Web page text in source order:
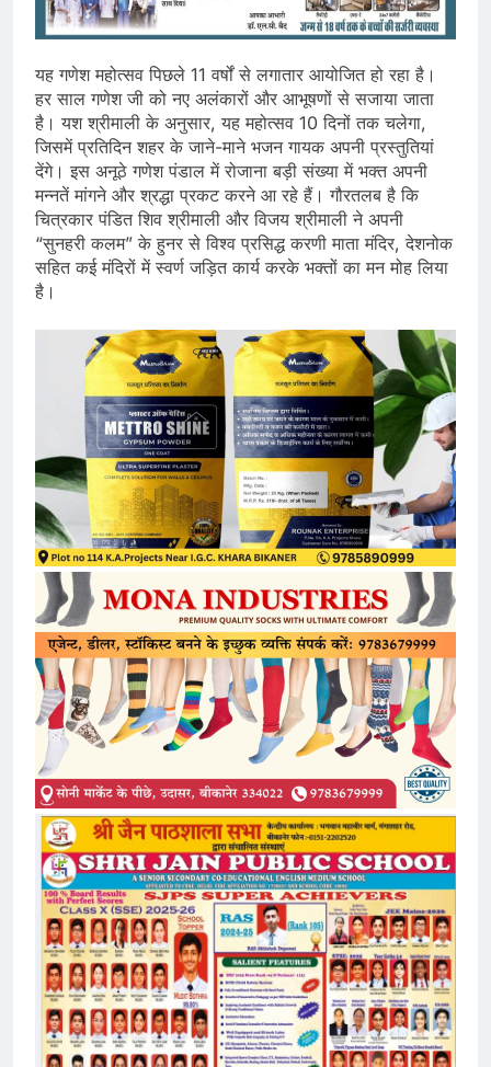
यह गणेश महोत्सव पिछले 11 वर्षों से लगातार आयोजित हो रहा है।
हर साल गणेश जी को नए अलंकारों और आभूषणों से सजाया जाता
है। यश श्रीमाली के अनुसार, यह महोत्सव 10 दिनों तक चलेगा,
जिसमें प्रतिदिन शहर के जाने-माने भजन गायक अपनी प्रस्तुतियां
देंगे। इस अनूठे गणेश पंडाल में रोजाना बड़ी संख्या में भक्त अपनी
मन्नतें मांगने और श्रद्धा प्रकट करने आ रहे हैं। गौरतलब है कि
चित्रकार पंडित शिव श्रीमाली और विजय श्रीमाली ने अपनी
“सुनहरी कलम” के हुनर से विश्व प्रसिद्ध करणी माता मंदिर, देशनोक
सहित कई मंदिरों में स्वर्ण जड़ित कार्य करके भक्तों का मन मोह लिया
है।